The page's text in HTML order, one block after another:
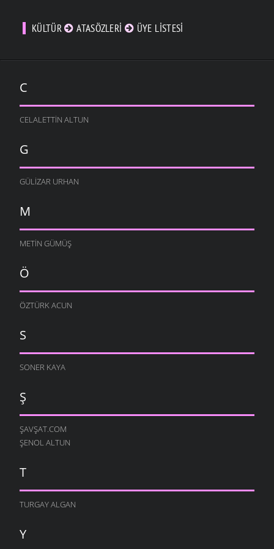
KÜLTÜR ATASÖZLERI ÜYE LISTESI
C
CELALETTIN ALTUN
G
GÜLIZAR URHAN
M
METIN GÜMÜŞ
Ö
ÖZTÜRK ACUN
S
SONER KAYA
Ş
ŞAVŞAT.COM
ŞENOL ALTUN
T
TURGAY ALGAN
Y